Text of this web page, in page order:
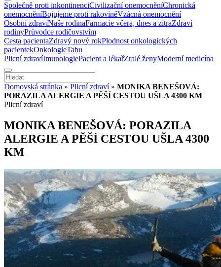
Společně proti inkontinenciCivilizační onemocněníChronická
onemocněníBojujeme proti rakoviněVzácná onemocnění
Osobní zdravíNaše rodinaFarmacie včera, dnes a zítraZdraví
rodinyPrůvodce rodičovstvím
Cesta pacientaZdravý nový rokPlodnost onkologických
pacientekOnkologieTabu
Plicní zdravíImunologiePacient a lékařZralé ženyModerní medicína
Domovská stránka » Plicní zdraví» MONIKA BENEŠOVÁ:
PORAZILA ALERGIE A PĚŠÍ CESTOU UŠLA 4300 KM
Plicní zdraví
MONIKA BENEŠOVÁ: PORAZILA
ALERGIE A PĚŠÍ CESTOU UŠLA 4300
KM